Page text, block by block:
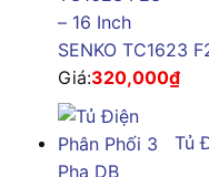
SENKO TC1623
Giá:320,000₫
Tủ